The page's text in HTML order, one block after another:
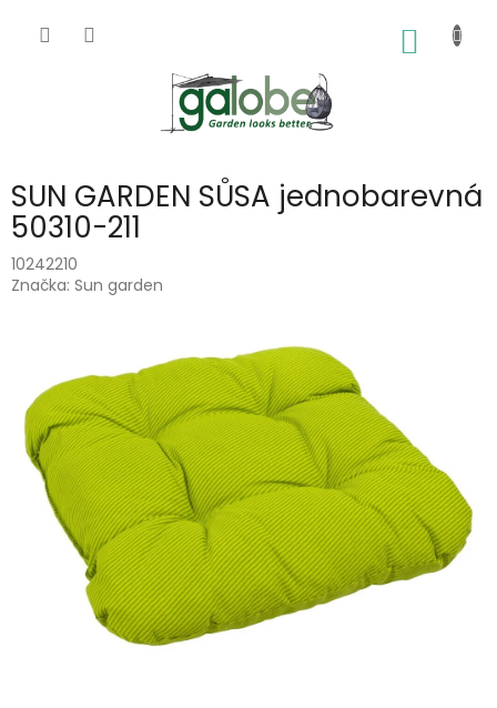
SUN GARDEN SŮSA jednobarevná
50310-211
10242210
Značka: Sun garden